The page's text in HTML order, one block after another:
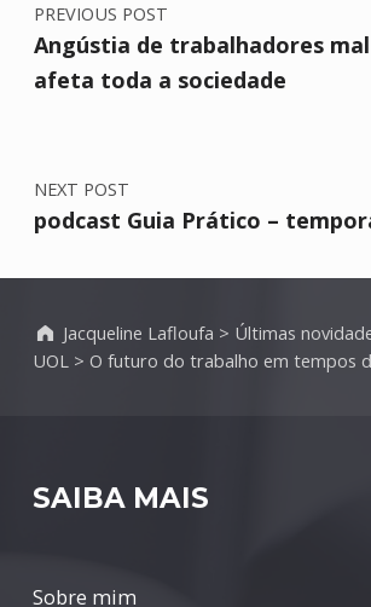
PREVIOUS POST
Angústia de trabalhadores
afeta toda a sociedade
NEXT POST
podcast Guia Prático –
Jacqueline Lafloufa > Últimas
UOL> O futuro do trabalho em tempos
SAIBA MAIS
Sobre mim